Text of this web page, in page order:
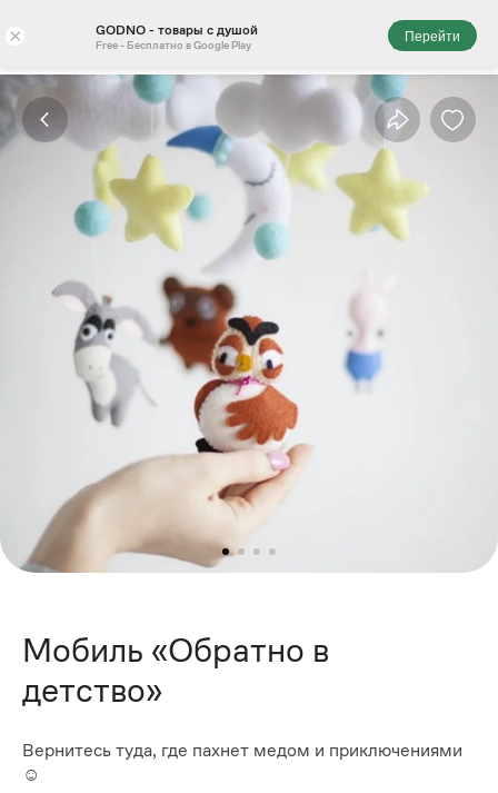
× GODNO - товары с душой
Free - Бесплатно в Google Play
Перейти
Мобиль «Обратно в
детство»
Вернитесь туда, где пахнет медом и приключениями
☺️